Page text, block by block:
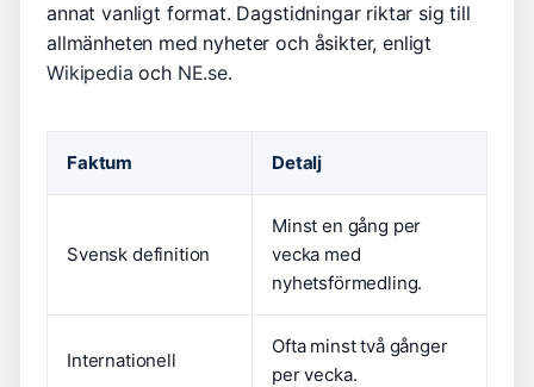
annat vanligt format. Dagstidningar riktar sig till
allmänheten med nyheter och åsikter, enligt
Wikipedia och NE.se.
Faktum Detalj
Svensk definition
Minst en gång per
vecka med
nyhetsförmedling.
Internationell
Ofta minst två gånger
per vecka.